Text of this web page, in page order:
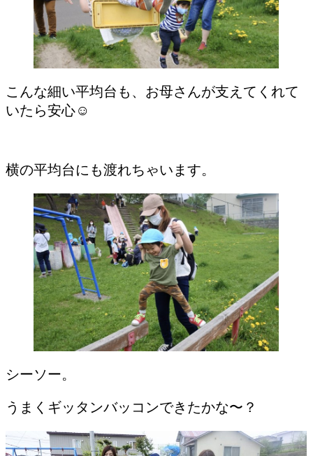
こんな細い平均台も、お母さんが支えてくれて
いたら安心☺︎
横の平均台にも渡れちゃいます。
シーソー。
うまくギッタンバッコンできたかな〜？